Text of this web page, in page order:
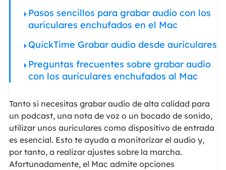
Pasos sencillos para grabar audio con los
auriculares enchufados en el Mac
QuickTime Grabar audio desde auriculares
Preguntas frecuentes sobre grabar audio
con los auriculares enchufados al Mac
Tanto si necesitas grabar audio de alta calidad para
un podcast, una nota de voz o un bocado de sonido,
utilizar unos auriculares como dispositivo de entrada
es esencial. Esto te ayuda a monitorizar el audio y,
por tanto, a realizar ajustes sobre la marcha.
Afortunadamente, el Mac admite opciones